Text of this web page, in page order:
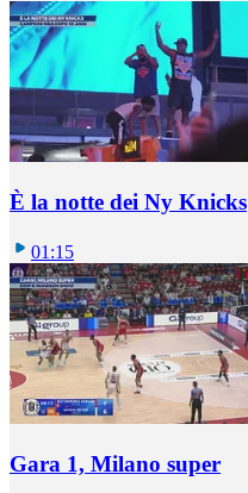
È la notte dei Ny Knicks
01:15
Gara 1, Milano super